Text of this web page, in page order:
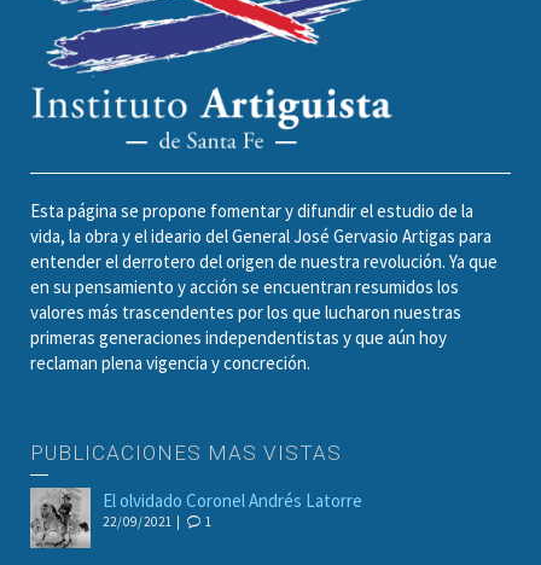
Esta página se propone fomentar y difundir el estudio de la
vida, la obra y el ideario del General José Gervasio Artigas para
entender el derrotero del origen de nuestra revolución. Ya que
en su pensamiento y acción se encuentran resumidos los
valores más trascendentes por los que lucharon nuestras
primeras generaciones independentistas y que aún hoy
reclaman plena vigencia y concreción.
PUBLICACIONES MAS VISTAS
El olvidado Coronel Andrés Latorre
22/09/2021 | 1